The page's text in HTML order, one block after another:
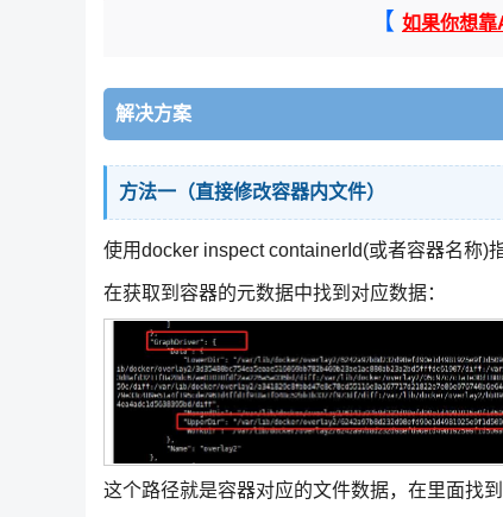
【 如果你想靠
解决方案
方法一（直接修改容器内文件）
使用docker inspect containerId(或者容器名称)
在获取到容器的元数据中找到对应数据：
这个路径就是容器对应的文件数据，在里面找